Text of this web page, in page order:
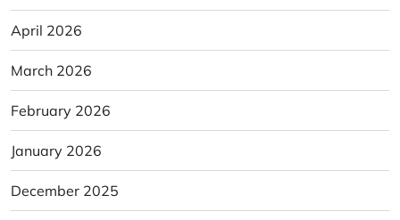
April 2026
March 2026
February 2026
January 2026
December 2025